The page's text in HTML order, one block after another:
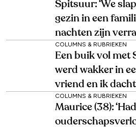
Spitsuur: ‘We
gezin in een
nachten zijn
COLUMNS & RUBRIEKEN
Een buik vol met
werd wakker in
vriend en ik
COLUMNS & RUBRIEKEN
Maurice (38):